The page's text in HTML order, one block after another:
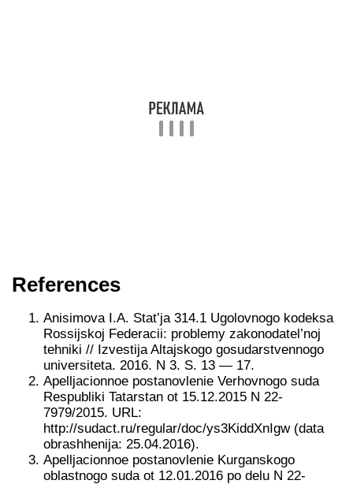
References
Anisimova I.A. Stat’ja 314.1 Ugolovnogo kodeksa
Rossijskoj Federacii: problemy zakonodatel’noj
tehniki // Izvestija Altajskogo gosudarstvennogo
universiteta. 2016. N 3. S. 13 — 17.
Apelljacionnoe postanovlenie Verhovnogo suda
Respubliki Tatarstan ot 15.12.2015 N 22-
7979/2015. URL:
http://sudact.ru/regular/doc/ys3KiddXnIgw (data
obrashhenija: 25.04.2016).
Apelljacionnoe postanovlenie Kurganskogo
oblastnogo suda ot 12.01.2016 po delu N 22-